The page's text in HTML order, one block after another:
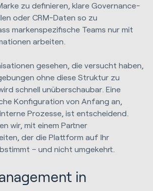
zu definieren, klare Governance-
oder CRM-Daten so zu
markenspezifische Teams nur mit
arbeiten.
gesehen, die versucht haben,
ohne diese Struktur zu
schnell unüberschaubar. Eine
Konfiguration von Anfang an,
Prozesse, ist entscheidend.
wir, mit einem Partner
der die Plattform auf Ihr
– und nicht umgekehrt.
in